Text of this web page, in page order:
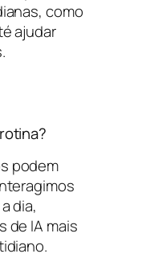
como
ajudar
podem
dia,
de IA mais